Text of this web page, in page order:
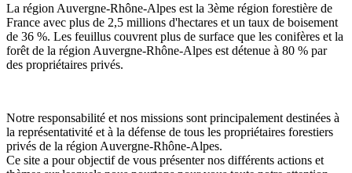
La région Auvergne-Rhône-Alpes est la 3ème région forestière de
France avec plus de 2,5 millions d'hectares et un taux de boisement
de 36 %. Les feuillus couvrent plus de surface que les conifères et la
forêt de la région Auvergne-Rhône-Alpes est détenue à 80 % par
des propriétaires privés.
Notre responsabilité et nos missions sont principalement destinées à
la représentativité et à la défense de tous les propriétaires forestiers
privés de la région Auvergne-Rhône-Alpes.
Ce site a pour objectif de vous présenter nos différents actions et